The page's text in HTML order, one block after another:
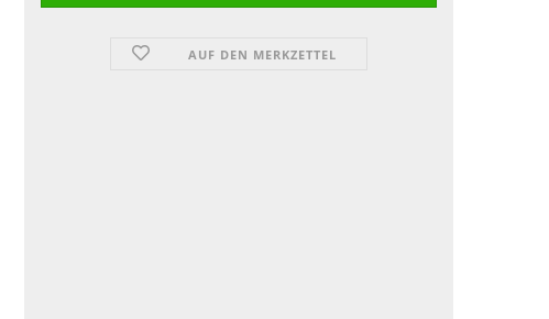
AUF DEN MERKZETTEL